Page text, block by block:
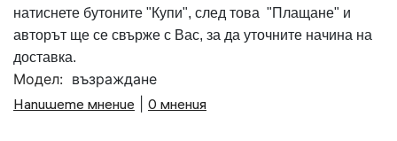
натиснете бутоните "Купи", след това "Плащане" и
авторът ще се свърже с Вас, за да уточните начина на
доставка.
Модел: възраждане
Напишете мнение
0 мнения